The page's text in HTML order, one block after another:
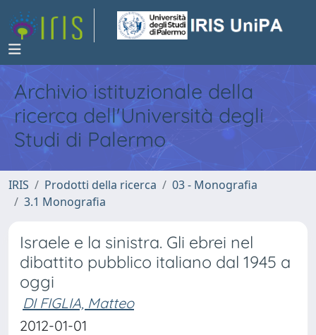
Archivio istituzionale della
ricerca dell'Università degli
Studi di Palermo
IRIS Prodotti della ricerca
03 - Monografia
3.1 Monografia
Israele e la sinistra. Gli ebrei nel
dibattito pubblico italiano dal 1945 a
oggi
DI FIGLIA, Matteo
2012-01-01